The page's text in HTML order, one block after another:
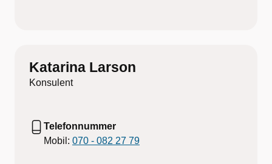
Katarina Larson
Konsulent
Telefonnummer
Mobil: 070 - 082 27 79